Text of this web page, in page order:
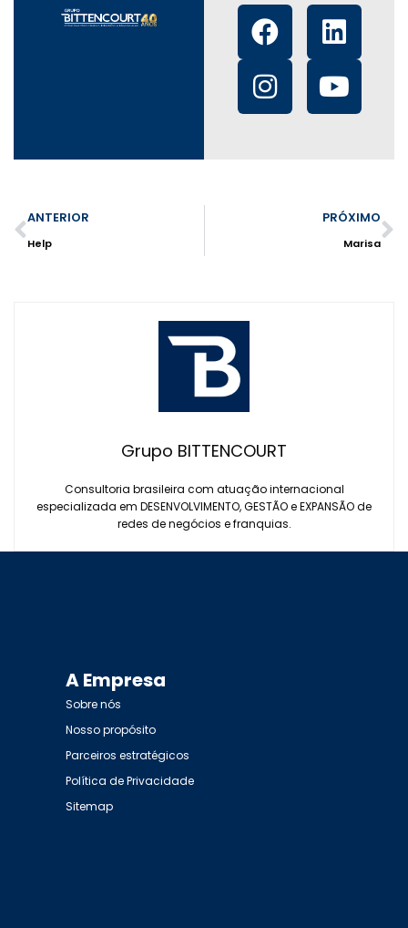
ANTERIOR
Help
PRÓXIMO
Marisa
Grupo BITTENCOURT
Consultoria brasileira com atuação internacional
especializada em DESENVOLVIMENTO, GESTÃO e EXPANSÃO de
redes de negócios e franquias.
A Empresa
Sobre nós
Nosso propósito
Parceiros estratégicos
Política de Privacidade
Sitemap